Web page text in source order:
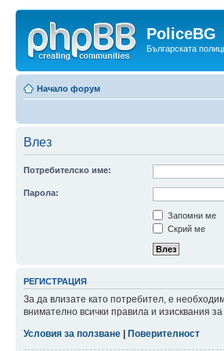
PoliceBG
Българската
Начало форум
Влез
Потребителско име:
Парола:
Запомни ме
Скрий ме
РЕГИСТРАЦИЯ
За да влизате като потребител, е
внимателно всички правила и изисквания за
Условия за ползване
Поверителност